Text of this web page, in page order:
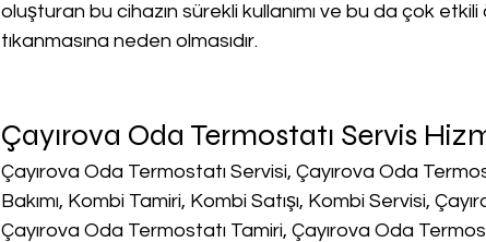
oluşturan bu cihazın sürekli kullanımı ve bu da çok
tıkanmasına neden olmasıdır.
Çayırova Oda Termostatı Servis
Çayırova Oda Termostatı Servisi, Çayırova Oda
Bakımı, Kombi Tamiri, Kombi Satışı, Kombi Servisi,
Çayırova Oda Termostatı Tamiri, Çayırova Oda